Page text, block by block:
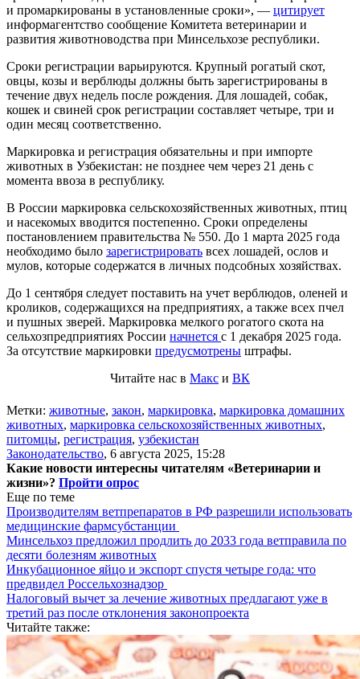
и промаркированы в установленные сроки», — цитирует
информагентство сообщение Комитета ветеринарии и
развития животноводства при Минсельхозе республики.
Сроки регистрации варьируются. Крупный рогатый скот,
овцы, козы и верблюды должны быть зарегистрированы в
течение двух недель после рождения. Для лошадей, собак,
кошек и свиней срок регистрации составляет четыре, три и
один месяц соответственно.
Маркировка и регистрация обязательны и при импорте
животных в Узбекистан: не позднее чем через 21 день с
момента ввоза в республику.
В России маркировка сельскохозяйственных животных, птиц
и насекомых вводится постепенно. Сроки определены
постановлением правительства № 550. До 1 марта 2025 года
необходимо было зарегистрировать всех лошадей, ослов и
мулов, которые содержатся в личных подсобных хозяйствах.
До 1 сентября следует поставить на учет верблюдов, оленей и
кроликов, содержащихся на предприятиях, а также всех пчел
и пушных зверей. Маркировка мелкого рогатого скота на
сельхозпредприятиях России начнется с 1 декабря 2025 года.
За отсутствие маркировки предусмотрены штрафы.
Читайте нас в Макс и ВК
Метки: животные, закон, маркировка, маркировка домашних
животных, маркировка сельскохозяйственных животных,
питомцы, регистрация, узбекистан
Законодательство, 6 августа 2025, 15:28
Какие новости интересны читателям «Ветеринарии и
жизни»? Пройти опрос
Еще по теме
Производителям ветпрепаратов в РФ разрешили использовать
медицинские фармсубстанции
Минсельхоз предложил продлить до 2033 года ветправила по
десяти болезням животных
Инкубационное яйцо и экспорт спустя четыре года: что
предвидел Россельхознадзор
Налоговый вычет за лечение животных предлагают уже в
третий раз после отклонения законопроекта
Читайте также: